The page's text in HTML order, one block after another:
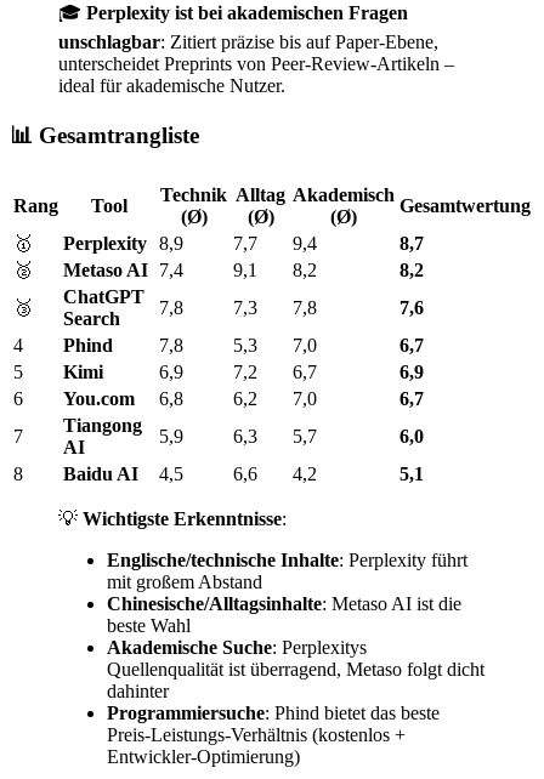
🎓 Perplexity ist bei akademischen Fragen
unschlagbar: Zitiert präzise bis auf Paper-Ebene,
unterscheidet Preprints von Peer-Review-Artikeln –
ideal für akademische Nutzer.
📊 Gesamtrangliste
Rang Tool
Technik
(Ø)
Alltag
(Ø)
Akademisch
(Ø)
Gesamtwertung
🥇
Perplexity 8,9 7,7 9,4
8,7
🥈
Metaso AI 7,4 9,1 8,2
8,2
🥉
ChatGPT
Search
7,8 7,3 7,8
7,6
4
Phind 7,8 5,3 7,0
6,7
5
Kimi 6,9 7,2 6,7
6,9
6
You.com 6,8 6,2 7,0
6,7
7
Tiangong
AI
5,9 6,3 5,7
6,0
8
Baidu AI 4,5 6,6 4,2 5,1
💡 Wichtigste Erkenntnisse:
Englische/technische Inhalte: Perplexity führt
mit großem Abstand
Chinesische/Alltagsinhalte: Metaso AI ist die
beste Wahl
Akademische Suche: Perplexitys
Quellenqualität ist überragend, Metaso folgt dicht
dahinter
Programmiersuche: Phind bietet das beste
Preis-Leistungs-Verhältnis (kostenlos +
Entwickler-Optimierung)